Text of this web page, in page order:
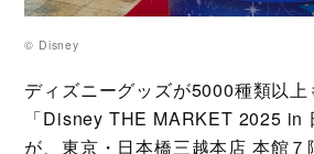
© Disney
ディズニーグッズが5000種類以上
「Disney THE MARKET 2025 in
が、東京・日本橋三越本店 本館